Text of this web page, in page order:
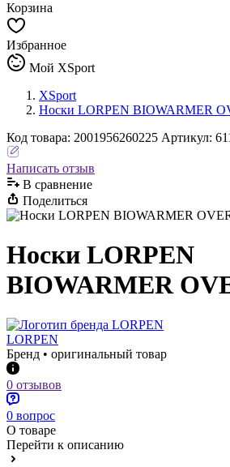
Корзина
Избранное
Мой XSport
XSport
Носки LORPEN BIOWARMER
Код товара: 2001956260225 Артикул:
Написать отзыв
В сравнениe
Поделиться
Носки LORPEN
BIOWARMER
LORPEN
Бренд • оригинальный товар
0 отзывов
0 вопрос
О товаре
Перейти к описанию